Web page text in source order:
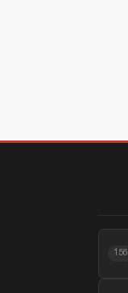
156